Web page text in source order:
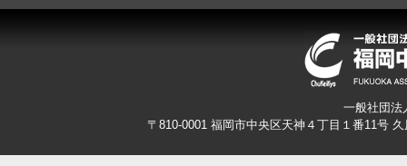
一般社団法
〒810-0001 福岡市中央区天神４丁目１番11号